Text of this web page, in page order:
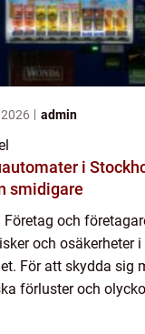
admin
i
smidigare
Företag och
och osäkerheter i
För att skydda sig
förluster och